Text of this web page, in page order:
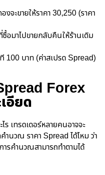
จะขายให้ราคา 30,250 (ราคา
อมาไปขายกลับคืนให้ร้านเดิม
100 บาท (ค่าสเปรด Spread)
Forex
อียด
ร เทรดเดอร์หลายคนอาจจะ
ำนวณ ราคา Spread ได้ไหม ว่า
ารคำนวณสามารถทำตามได้